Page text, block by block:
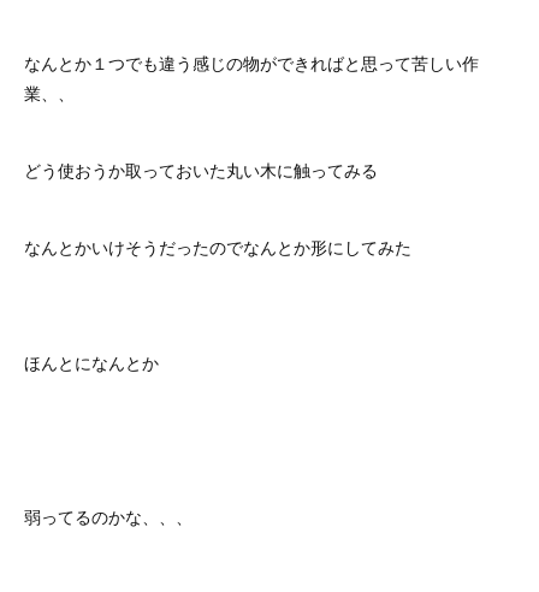
なんとか１つでも違う感じの物ができればと思って苦しい作
業、、
どう使おうか取っておいた丸い木に触ってみる
なんとかいけそうだったのでなんとか形にしてみた
ほんとになんとか
弱ってるのかな、、、